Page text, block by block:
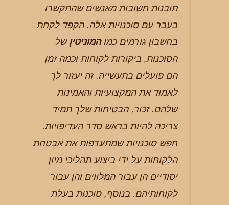
תובנות חשובות מאנשים שהתקשרו
בעבר עם סוכנויות אלה. הקפד לקחת
בחשבון גורמים כמוהמוניטין של
הסוכנות, ביקורות לקוחות וכמה זמן
הם פועלים בתעשייה. זה יעזור לך
לאמוד את המקצועיות והאמינות
שלהם. זכור, הבטיחות שלך תמיד
צריכה להיות בראש סדר העדיפויות.
חפש סוכנויות שמתעדפות את אבטחת
הלקוחות על ידי ביצוע תהליכי מיון
יסודיים הן עבור המלווים והן עבור
לקוחותיהם. בנוסף, סוכנות בעלת